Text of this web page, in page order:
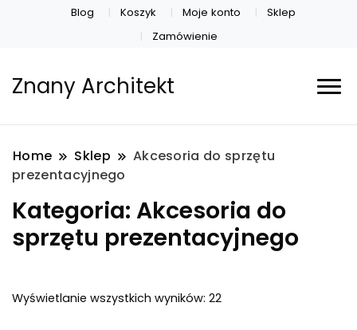
Blog Koszyk Moje konto
Sklep
Zamówienie
Znany Architekt
Home Sklep
Akcesoria do sprzętu
prezentacyjnego
Kategoria: Akcesoria do
sprzętu prezentacyjnego
Wyświetlanie wszystkich wyników: 22Posortowane